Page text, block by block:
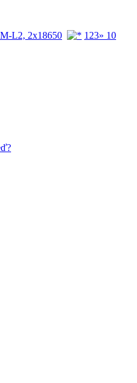
L2, 2x18650 1 23» 10